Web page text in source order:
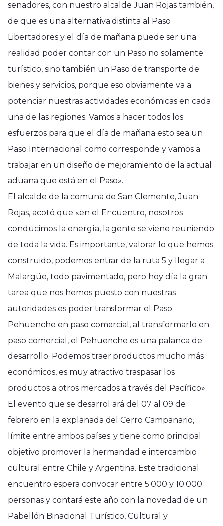
senadores, con nuestro alcalde Juan Rojas también,
de que es una alternativa distinta al Paso
Libertadores y el día de mañana puede ser una
realidad poder contar con un Paso no solamente
turístico, sino también un Paso de transporte de
bienes y servicios, porque eso obviamente va a
potenciar nuestras actividades económicas en cada
una de las regiones. Vamos a hacer todos los
esfuerzos para que el día de mañana esto sea un
Paso Internacional como corresponde y vamos a
trabajar en un diseño de mejoramiento de la actual
aduana que está en el Paso».
El alcalde de la comuna de San Clemente, Juan
Rojas, acotó que «en el Encuentro, nosotros
conducimos la energía, la gente se viene reuniendo
de toda la vida. Es importante, valorar lo que hemos
construido, podemos entrar de la ruta 5 y llegar a
Malargüe, todo pavimentado, pero hoy día la gran
tarea que nos hemos puesto con nuestras
autoridades es poder transformar el Paso
Pehuenche en paso comercial, al transformarlo en
paso comercial, el Pehuenche es una palanca de
desarrollo. Podemos traer productos mucho más
económicos, es muy atractivo traspasar los
productos a otros mercados a través del Pacífico».
El evento que se desarrollará del 07 al 09 de
febrero en la explanada del Cerro Campanario,
límite entre ambos países, y tiene como principal
objetivo promover la hermandad e intercambio
cultural entre Chile y Argentina. Este tradicional
encuentro espera convocar entre 5.000 y 10.000
personas y contará este año con la novedad de un
Pabellón Binacional Turístico, Cultural y